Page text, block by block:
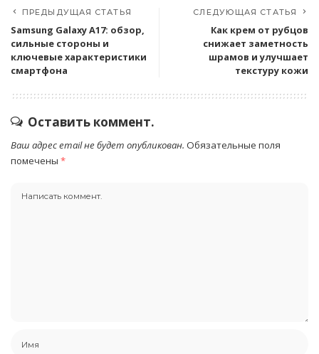
ПРЕДЫДУЩАЯ СТАТЬЯ
Samsung Galaxy A17: обзор,
сильные стороны и
ключевые характеристики
смартфона
СЛЕДУЮЩАЯ СТАТЬЯ
Как крем от рубцов
снижает заметность
шрамов и улучшает
текстуру кожи
Оставить коммент.
Ваш адрес email не будет опубликован. Обязательные поля
помечены *